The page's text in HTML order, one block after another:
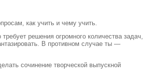
как учить и чему учить.
решения огромного количества задач,
В противном случае ты —
сочинение творческой выпускной